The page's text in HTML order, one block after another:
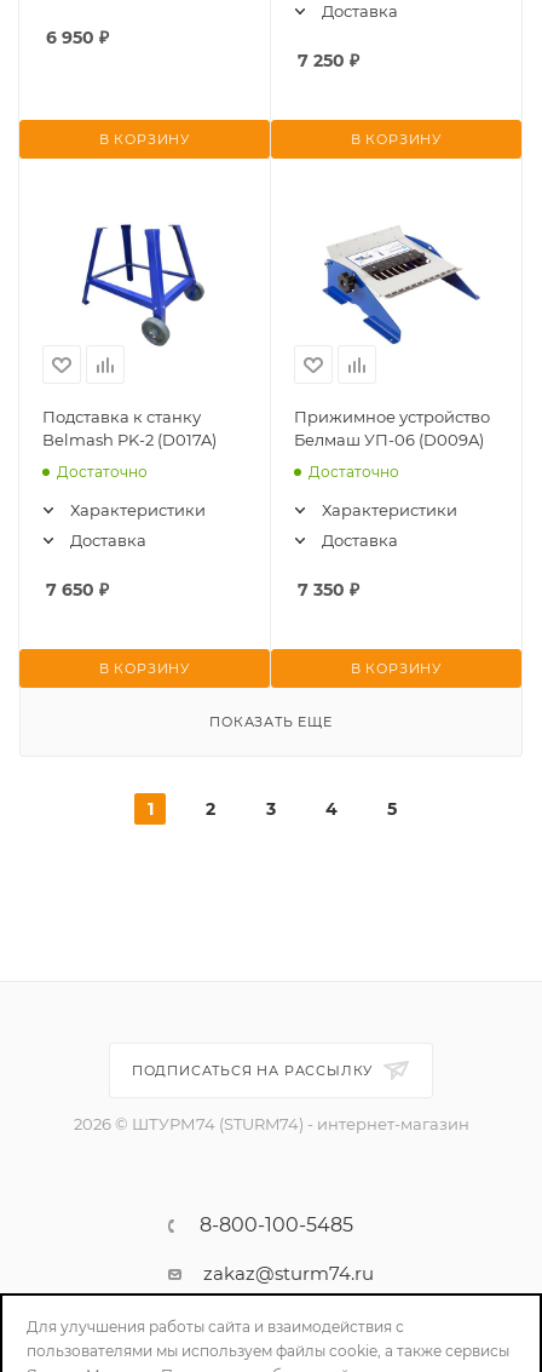
6 950 ₽
В КОРЗИНУ
Доставка
7 250 ₽
В КОРЗИНУ
Подставка к станку
Belmash PK-2 (D017A)
Достаточно
Характеристики
Доставка
7 650 ₽
В КОРЗИНУ
Прижимное устройство
Белмаш УП-06 (D009A)
Достаточно
Характеристики
Доставка
7 350 ₽
В КОРЗИНУ
ПОКАЗАТЬ ЕЩЕ
1 2 3 4 5
ПОДПИСАТЬСЯ НА РАССЫЛКУ
2026 © ШТУРМ74 (STURM74) - интернет-магазин
8-800-100-5485
zakaz@sturm74.ru
г. Челябинск, ул. Стартовая 34/1
Для улучшения работы сайта и взаимодействия с
пользователями мы используем файлы cookie, а также сервисы